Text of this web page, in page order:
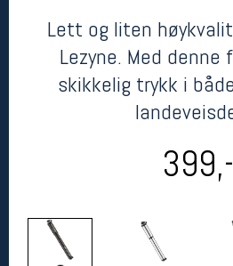
Lett og liten
Lezyne. Med
skikkelig trykk i
399,-